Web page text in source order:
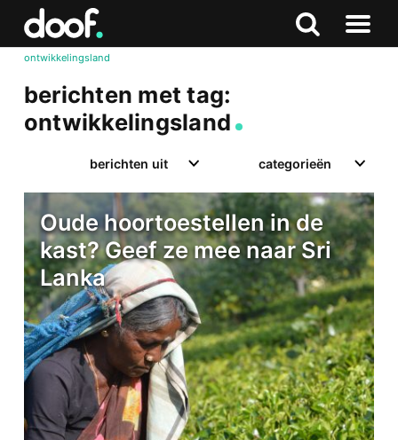
Zoeken
Naar
ontwikkelingsland
berichten met tag:
ontwikkelingsland
berichten uit categorieën
Oude hoortoestellen in de
kast? Geef ze mee naar Sri
Lanka
Doof.nl
Zoeken